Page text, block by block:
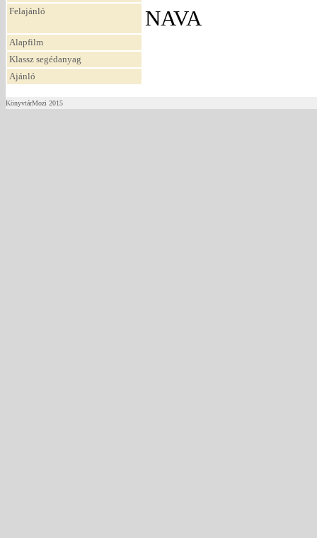
Felajánló NAVA
Alapfilm
Klassz segédanyag
Ajánló
KönyvtárMozi 2015